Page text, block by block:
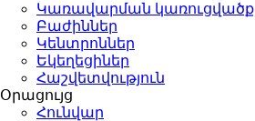
Կառավարման կառուցվածք
Բաժիններ
Կենտրոններ
Եկեղեցիներ
Հաշվետվություն
Օրացույց
Հունվար